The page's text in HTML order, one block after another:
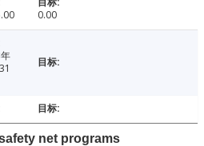
0.00
net programs